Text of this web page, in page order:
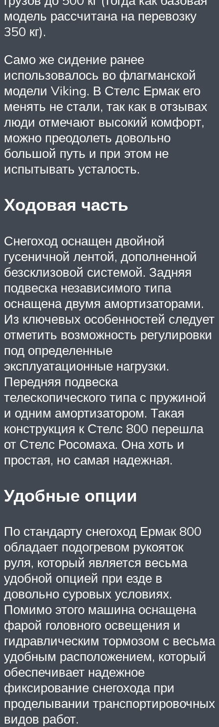
модель рассчитана на перевозку
350 кг).
Само же сидение ранее
использовалось во флагманской
модели Viking. В Стелс Ермак его
менять не стали, так как в отзывах
люди отмечают высокий комфорт,
можно преодолеть довольно
большой путь и при этом не
испытывать усталость.
Ходовая часть
Снегоход оснащен двойной
гусеничной лентой, дополненной
безсклизовой системой. Задняя
подвеска независимого типа
оснащена двумя амортизаторами.
Из ключевых особенностей следует
отметить возможность регулировки
под определенные
эксплуатационные нагрузки.
Передняя подвеска
телескопического типа с пружиной
и одним амортизатором. Такая
конструкция к Стелс 800 перешла
от Стелс Росомаха. Она хоть и
простая, но самая надежная.
Удобные опции
По стандарту снегоход Ермак 800
обладает подогревом рукояток
руля, который является весьма
удобной опцией при езде в
довольно суровых условиях.
Помимо этого машина оснащена
фарой головного освещения и
гидравлическим тормозом с весьма
удобным расположением, который
обеспечивает надежное
фиксирование снегохода при
проделывании транспортировочных
видов работ.